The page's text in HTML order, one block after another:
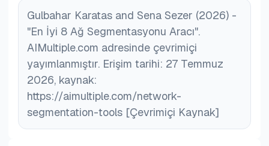
Gulbahar Karatas and Sena Sezer (2026) -
"En İyi 8 Ağ Segmentasyonu Aracı".
AIMultiple.com adresinde çevrimiçi
yayımlanmıştır. Erişim tarihi: 27 Temmuz
2026, kaynak:
https://aimultiple.com/network-
segmentation-tools [Çevrimiçi Kaynak]